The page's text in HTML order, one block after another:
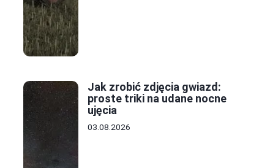
Jak zrobić zdjęcia gwiazd:
proste triki na udane nocne
ujęcia
03.08.2026